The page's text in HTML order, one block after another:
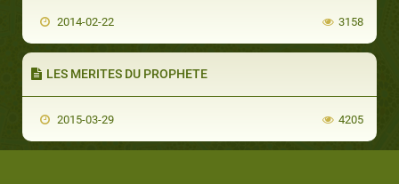
2014-02-22 3158
LES MERITES DU PROPHETE
2015-03-29 4205